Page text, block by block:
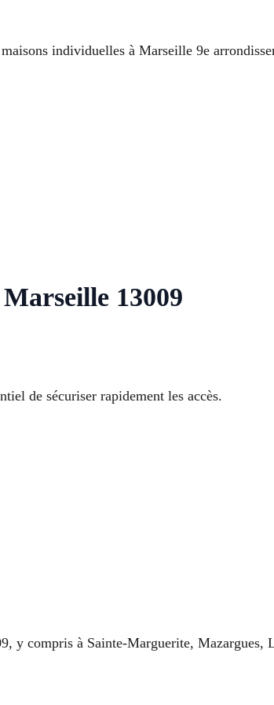
individuelles à Marseille 9e
13009
de sécuriser rapidement les accès.
y compris à Sainte-Marguerite,